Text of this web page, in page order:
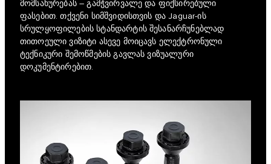
მომსახურებას – გამჭვირვალე და ფიქსირებული
ფასებით. თქვენი სიმშვიდისთვის და Jaguar-ის
სრულყოფილების სტანდარტის შესანარჩუნებლად
თითოეული ვიზიტი ასევე მოიცავს ელექტრონული
ტექნიკური შემოწმების გავლას ვიზუალური
დოკუმენტირებით.